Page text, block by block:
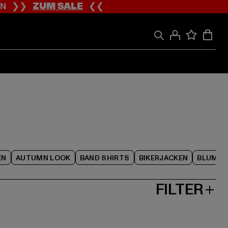
❯❯ZUM SALE❮❮
AUTUMN LOOK BAND SHIRTS BIKERJACKEN
FILTER